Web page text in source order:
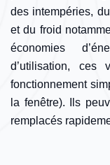
des intempéries,
et du froid
économies
d’utilisation, ces
fonctionnement
la fenêtre). Ils
remplacés